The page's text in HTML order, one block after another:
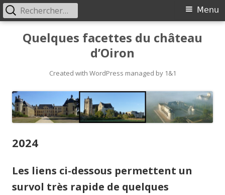
Quelques facettes du château
d’Oiron
Created with WordPress managed by 1&1
Primary
Menu
Menu
Rechercher :
2024
Les liens ci-dessous permettent un
survol très rapide de quelques